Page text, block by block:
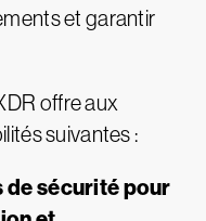
et garantir
offre aux
suivantes :
de sécurité pour